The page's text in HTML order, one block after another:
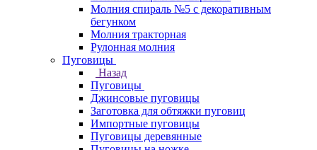
Молния спираль №5 с декоративным
бегунком
Молния тракторная
Рулонная молния
Пуговицы
Назад
Пуговицы
Джинсовые пуговицы
Заготовка для обтяжки пуговиц
Импортные пуговицы
Пуговицы деревянные